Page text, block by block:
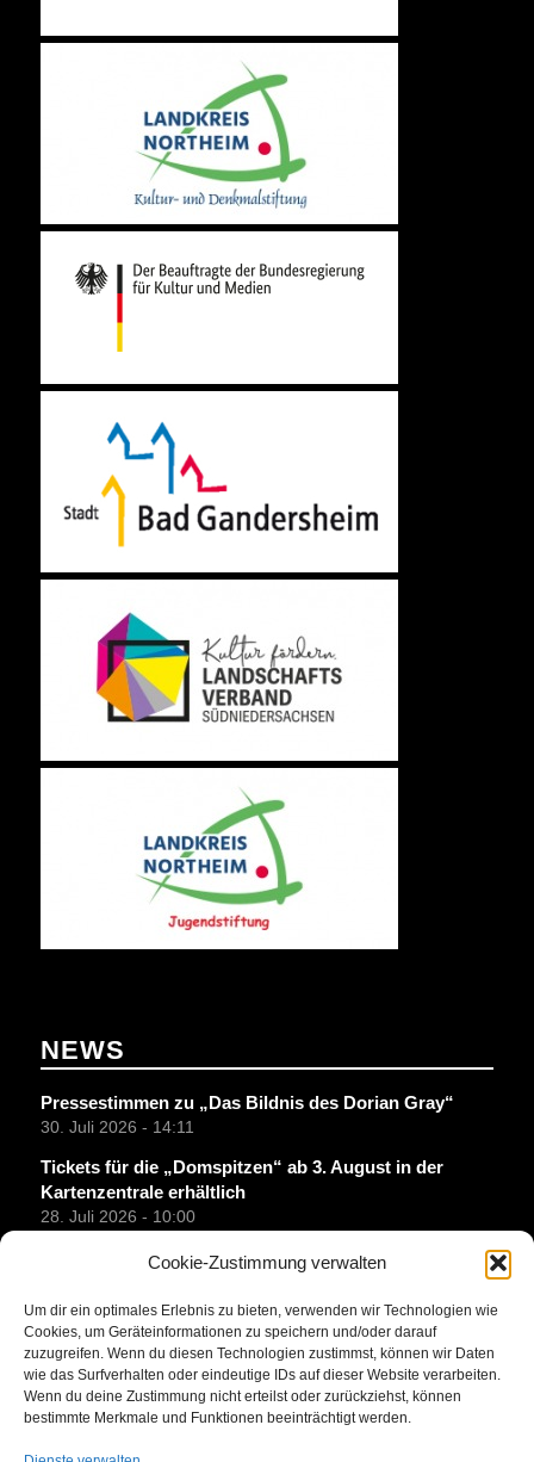
Cookie-Zustimmung verwalten
Um dir ein optimales Erlebnis zu bieten, verwenden wir Technologien wie
Cookies, um Geräteinformationen zu speichern und/oder darauf
zuzugreifen. Wenn du diesen Technologien zustimmst, können wir Daten
wie das Surfverhalten oder eindeutige IDs auf dieser Website verarbeiten.
Wenn du deine Zustimmung nicht erteilst oder zurückziehst, können
bestimmte Merkmale und Funktionen beeinträchtigt werden.
NEWS
Pressestimmen zu „Das Bildnis des Dorian Gray“
30. Juli 2026 - 14:11
Tickets für die „Domspitzen“ ab 3. August in der
Kartenzentrale erhältlich
28. Juli 2026 - 10:00
Lions-Club spendet 1000 Euro für die Jugendarbeit
Erfolgreicher Superhelden-Workshop beim
Ferienpass
27. Juli 2026 - 13:28
Intendant Achim Lenz liest „Beatles“-Songtexte im